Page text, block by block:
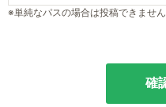
※単純なパスの場合は投稿できません